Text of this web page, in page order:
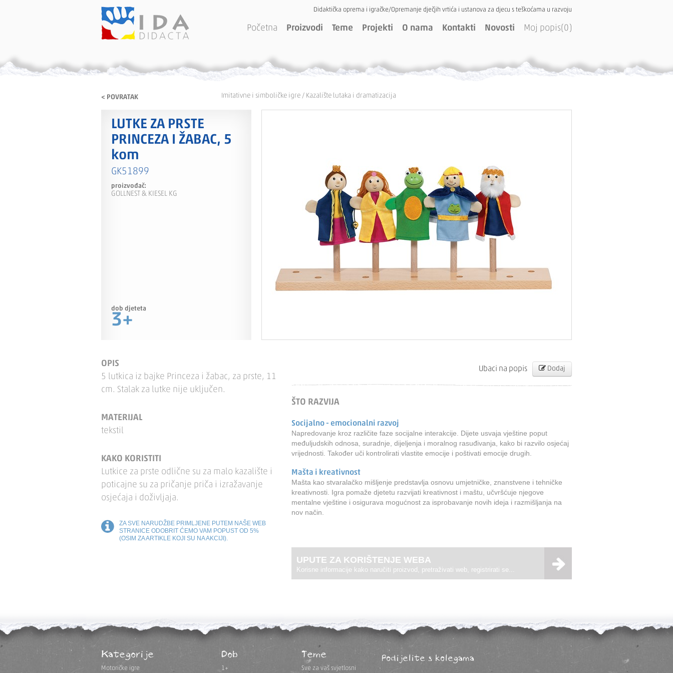
Didaktička oprema i igračke/Opremanje dječjih vrtića i ustanova za djecu s teškoćama u razvoju
Moj popis(0)
Novosti
Kontakti
O nama
Projekti
Teme
Proizvodi
Početna
< POVRATAK Imitativne i simboličke igre / Kazalište lutaka i dramatizacija
LUTKE ZA PRSTE
PRINCEZA I ŽABAC, 5
kom
GK51899
proizvođač:
GOLLNEST & KIESEL KG
dob djeteta
3+
OPIS
5 lutkica iz bajke Princeza i žabac, za prste, 11
cm. Stalak za lutke nije uključen.
MATERIJAL
tekstil
KAKO KORISTITI
Lutkice za prste odlične su za malo kazalište i
poticajne su za pričanje priča i izražavanje
osjećaja i doživljaja.
ZA SVE NARUDŽBE PRIMLJENE PUTEM NAŠE WEB
STRANICE ODOBRIT ĆEMO VAM POPUST OD 5%
(OSIM ZA ARTIKLE KOJI SU NA AKCIJI).
Dodaj
Ubaci na popis
ŠTO RAZVIJA
Socijalno - emocionalni razvoj
Napredovanje kroz različite faze socijalne interakcije. Dijete usvaja vještine poput
međuljudskih odnosa, suradnje, dijeljenja i moralnog rasuđivanja, kako bi razvilo osjećaj
vrijednosti. Također uči kontrolirati vlastite emocije i poštivati emocije drugih.
Mašta i kreativnost
Mašta kao stvaralačko mišljenje predstavlja osnovu umjetničke, znanstvene i tehničke
kreativnosti. Igra pomaže djetetu razvijati kreativnost i maštu, učvršćuje njegove
mentalne vještine i osigurava mogućnost za isprobavanje novih ideja i razmišljanja na
nov način.
UPUTE ZA KORIŠTENJE WEBA
Korisne informacije kako naručiti proizvod, pretraživati web, registrirati se...
Kategorije
Motoričke igre
Dob
1+
Teme
Sve za vaš svjetlosni
Podijelite s kolegama